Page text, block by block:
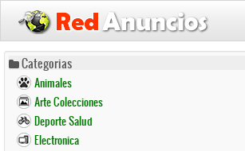
Pasar
contenido
principal
Categorias
Animales
Arte Colecciones
Deporte Salud
Electronica